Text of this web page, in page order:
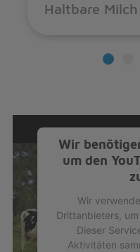
Haltbare
Wir
um den
Wir
Drittanbieters,
Dieser
Aktivitäten